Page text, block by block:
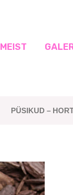
MEIST
PÜSIKUD –